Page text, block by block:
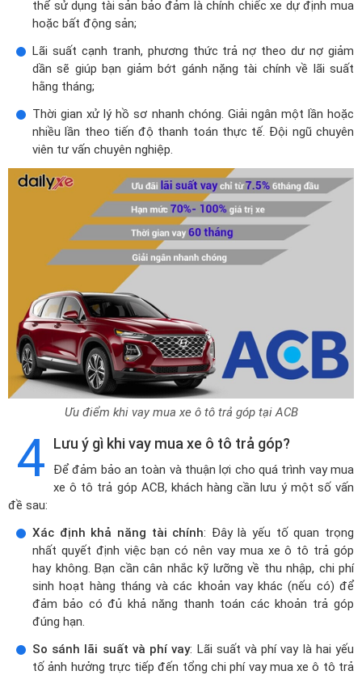
thể sử dụng tài sản bảo đảm là chính chiếc xe dự định mua
hoặc bất động sản;
Lãi suất cạnh tranh, phương thức trả nợ theo dư nợ giảm
dần sẽ giúp bạn giảm bớt gánh nặng tài chính về lãi suất
hằng tháng;
Thời gian xử lý hồ sơ nhanh chóng. Giải ngân một lần hoặc
nhiều lần theo tiến độ thanh toán thực tế. Đội ngũ chuyên
viên tư vấn chuyên nghiệp.
Ưu điểm khi vay mua xe ô tô trả góp tại ACB
4 Lưu ý gì khi vay mua xe ô tô trả góp?
Để đảm bảo an toàn và thuận lợi cho quá trình vay mua
xe ô tô trả góp ACB, khách hàng cần lưu ý một số vấn
đề sau:
Xác định khả năng tài chính: Đây là yếu tố quan trọng
nhất quyết định việc bạn có nên vay mua xe ô tô trả góp
hay không. Bạn cần cân nhắc kỹ lưỡng về thu nhập, chi phí
sinh hoạt hàng tháng và các khoản vay khác (nếu có) để
đảm bảo có đủ khả năng thanh toán các khoản trả góp
đúng hạn.
So sánh lãi suất và phí vay: Lãi suất và phí vay là hai yếu
tố ảnh hưởng trực tiếp đến tổng chi phí vay mua xe ô tô trả